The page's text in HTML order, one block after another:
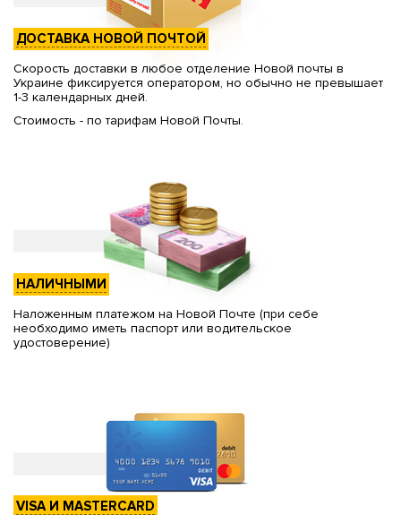
ДОСТАВКА НОВОЙ ПОЧТОЙ
Скорость доставки в любое отделение Новой почты в
Украине фиксируется оператором, но обычно не превышает
1-3 календарных дней.
Стоимость - по тарифам Новой Почты.
НАЛИЧНЫМИ
Наложенным платежом на Новой Почте (при себе
необходимо иметь паспорт или водительское
удостоверение)
VISA И MASTERCARD